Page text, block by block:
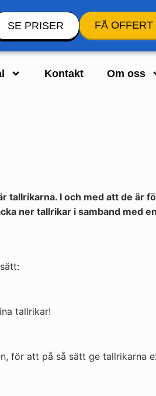
SE PRISER FÅ OFFERT
Kontakt Om oss
tallrikarna. I och med att de är
ner tallrikar i samband med
tallrikar!
för att på så sätt ge tallrikarna